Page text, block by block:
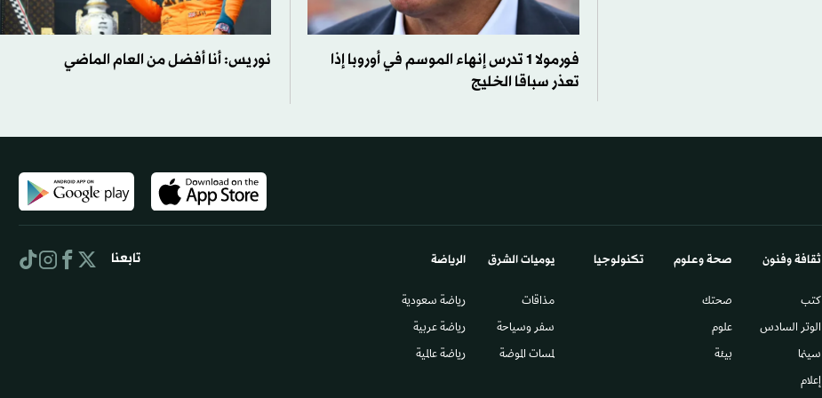
فورمولا 1 تدرس إنهاء الموسم في أوروبا إذا
تعذر سباقا الخليج
نوريس: أنا أفضل من العام الماضي
ثقافة وفنون
كتب
الوتر السادس​
سينما
إعلام
صحة وعلوم
صحتك
علوم
بيئة
تكنولوجيا يوميات الشرق​
مذاقات
سفر وسياحة
لمسات الموضة
الرياضة
رياضة سعودية
رياضة عربية
رياضة عالمية
تابعنا